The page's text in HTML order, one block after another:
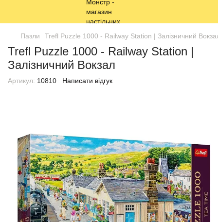
Пазли Trefl Puzzle 1000 - Railway Station | Залізничний
Trefl Puzzle 1000 - Railway Station |
Залізничний Вокзал
Артикул: 10810 Написати відгук